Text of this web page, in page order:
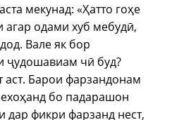
мекунад: «Ҳатто гоҳе
агар одами хуб мебудӣ,
Вале як бор
ҷудошавиам чӣ буд?
аст. Барои фарзандонам
бо падарашон
дар фикри фарзанд нест,